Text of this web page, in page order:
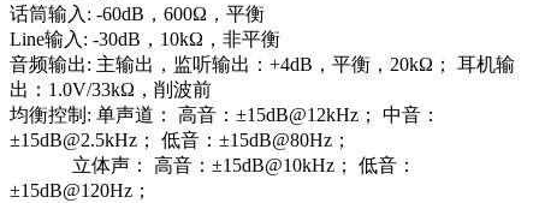
话筒输入: -60dB，600Ω，平衡
Line输入: -30dB，10kΩ，非平衡
音频输出: 主输出，监听输出：+4dB，平衡，20kΩ； 耳机输
出：1.0V/33kΩ，削波前
均衡控制: 单声道： 高音：±15dB@12kHz； 中音：
±15dB@2.5kHz； 低音：±15dB@80Hz；
立体声： 高音：±15dB@10kHz； 低音：
±15dB@120Hz；